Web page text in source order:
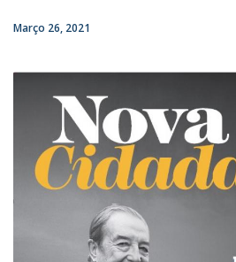
Março 26, 2021